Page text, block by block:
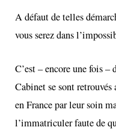
A défaut de telles
vous serez dans
C’est – encore une fois –
Cabinet se sont
en France par leur soin
l’immatriculer faute de